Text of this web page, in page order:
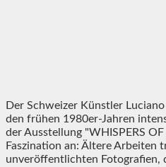
Der Schweizer Künstler
den frühen 1980er-Jahren
der Ausstellung "WHISPERS
Faszination an: Ältere Arbeiten
unveröffentlichten Fotografien,